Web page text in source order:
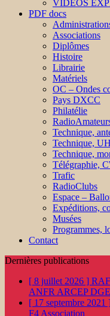
VIDEOS
PDF docs
Associations
Diplômes
Histoire
Librairie
Matériels
OC – Ondes
Pays DXCC
Philatélie
Technique,
Technique,
Technique,
Télégraphie,
Trafic
RadioClubs
Espace –
Expéditions,
Musées
Programmes,
Contact
Dernières publications
[ 8 juillet 2026 ]
ANFR ARCEP DGE
[ 17 septembre 2021
F4 Association